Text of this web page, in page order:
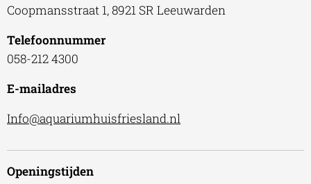
Coopmansstraat 1, 8921 SR Leeuwarden
Telefoonnummer
058-212 4300
E-mailadres
Info@aquariumhuisfriesland.nl
Openingstijden